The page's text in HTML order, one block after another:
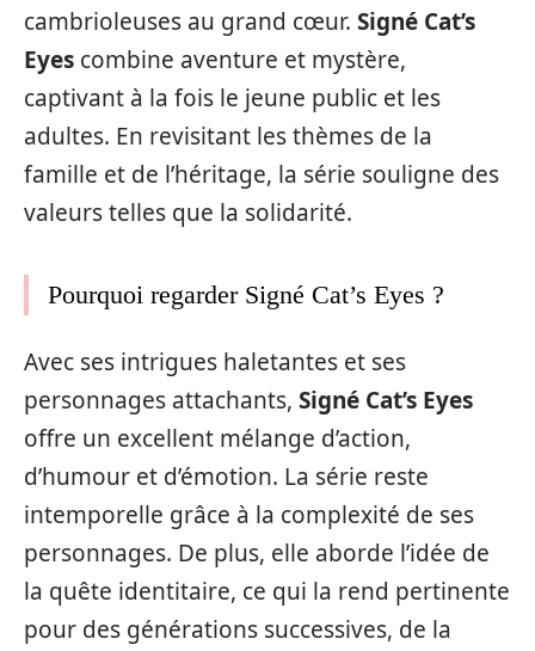
cambrioleuses au grand cœur. Signé Cat’s
Eyes combine aventure et mystère,
captivant à la fois le jeune public et les
adultes. En revisitant les thèmes de la
famille et de l’héritage, la série souligne des
valeurs telles que la solidarité.
Pourquoi regarder Signé Cat’s Eyes ?
Avec ses intrigues haletantes et ses
personnages attachants, Signé Cat’s Eyes
offre un excellent mélange d’action,
d’humour et d’émotion. La série reste
intemporelle grâce à la complexité de ses
personnages. De plus, elle aborde l’idée de
la quête identitaire, ce qui la rend pertinente
pour des générations successives, de la